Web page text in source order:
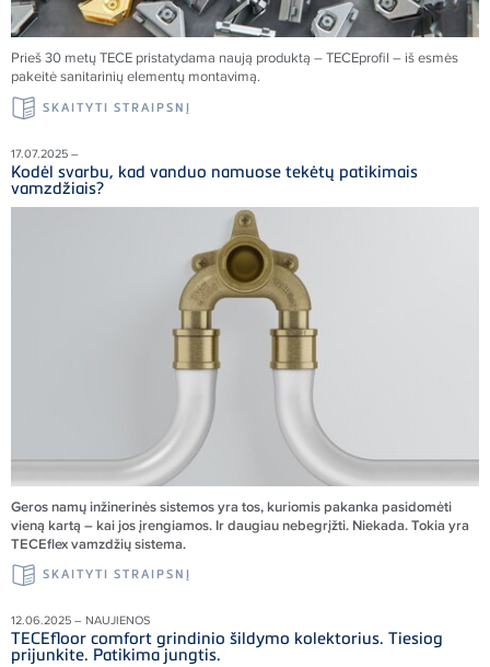
Prieš 30 metųTECE pristatydama naują produktą –TECEprofil – iš esmės
pakeitė sanitarinių elementų montavimą.
SKAITYTI STRAIPSNĮ
17.07.2025 –
Kodėl svarbu, kad vanduo namuose tekėtų patikimais
vamzdžiais?
Geros namų inžinerinės sistemos yra tos, kuriomis pakanka pasidomėti
vieną kartą – kai jos įrengiamos. Ir daugiau nebegrįžti. Niekada. Tokia yra
TECEflex vamzdžių sistema.
SKAITYTI STRAIPSNĮ
12.06.2025 – NAUJIENOS
TECEfloor comfort grindinio šildymo kolektorius. Tiesiog
prijunkite. Patikima jungtis.